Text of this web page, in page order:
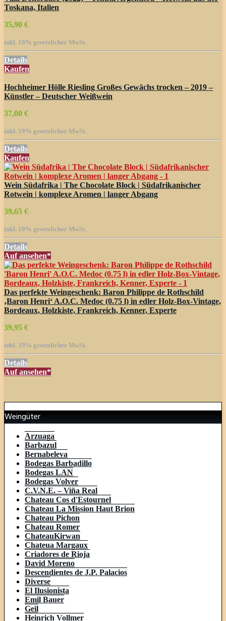
Toskana, Italien
35,90 €
inkl. 19% gesetzlicher MwSt.
Details
Kaufen
Hochheimer Hölle Riesling Großes Gewächs trocken – 2019 –
Künstler – Deutscher Weißwein
37,00 €
inkl. 19% gesetzlicher MwSt.
Details
Kaufen
Wein Südafrika | The Chocolate Block | Südafrikanischer
Rotwein | komplexe Aromen | langer Abgang
39,65 €
inkl. 19% gesetzlicher MwSt.
Details
Aufansehen*
Das perfekte Weingeschenk: Baron Philippe de Rothschild
‚Baron Henri‘ A.O.C. Medoc (0.75 l) in edler Holz-Box-Vintage,
Bordeaux, Holzkiste, Frankreich, Kenner, Experte
39,95 €
inkl. 19% gesetzlicher MwSt.
Details
Aufansehen*
Weingüter
Arzuaga
Barbazul
Bernabeleva
Bodegas Barbadillo
Bodegas LAN
Bodegas Volver
C.V.N.E. – Viña Real
Chateau Cos d'Estournel
Chateau La Mission Haut Brion
Chateau Pichon
Chateau Romer
ChateauKirwan
Chateua Margaux
Criadores de Rioja
David Moreno
Descendientes de J.P. Palacios
Diverse
El Ilusionista
Emil Bauer
Geil
Heinrich Vollmer